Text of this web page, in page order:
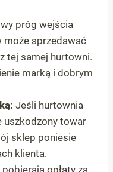
próg wejścia
może sprzedawać
tej samej hurtowni.
marką i dobrym
Jeśli hurtownia
uszkodzony towar
sklep poniesie
klienta.